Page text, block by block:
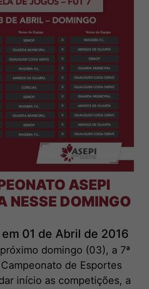
ASEPI
NESSE DOMINGO
01 de Abril de 2016
domingo (03), a 7ª
de Esportes
início as competições, a